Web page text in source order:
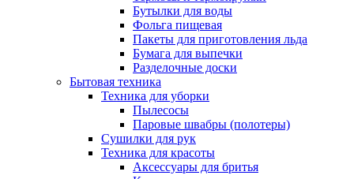
Бутылки для воды
Фольга пищевая
Пакеты для приготовления льда
Бумага для выпечки
Разделочные доски
Бытовая техника
Техника для уборки
Пылесосы
Паровые швабры (полотеры)
Сушилки для рук
Техника для красоты
Аксессуары для бритья